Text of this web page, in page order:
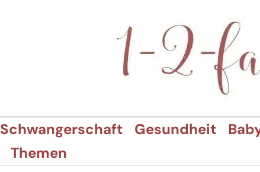
Schwangerschaft Gesundheit
Themen